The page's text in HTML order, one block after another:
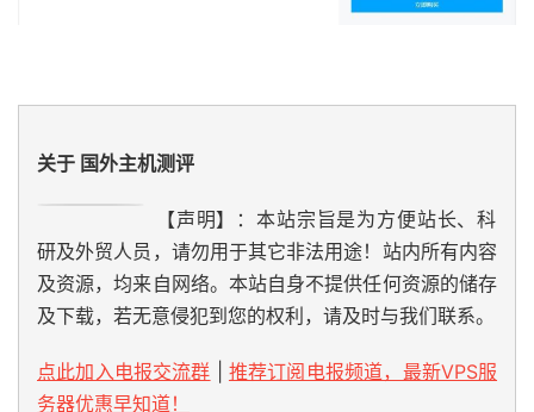
关于 国外主机测评
【声明】：本站宗旨是为方便站长、科
研及外贸人员，请勿用于其它非法用途！站内所有内容
及资源，均来自网络。本站自身不提供任何资源的储存
及下载，若无意侵犯到您的权利，请及时与我们联系。
点此加入电报交流群
推荐订阅电报频道，最新VPS服
务器优惠早知道！